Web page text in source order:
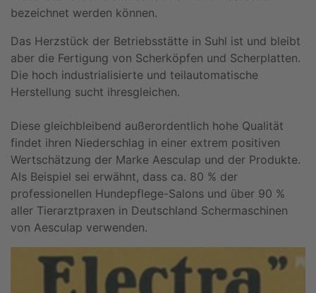
bezeichnet werden können.
Das Herzstück der Betriebsstätte in Suhl ist und bleibt
aber die Fertigung von Scherköpfen und Scherplatten.
Die hoch industrialisierte und teilautomatische
Herstellung sucht ihresgleichen.
Diese gleichbleibend außerordentlich hohe Qualität
findet ihren Niederschlag in einer extrem positiven
Wertschätzung der Marke Aesculap und der Produkte.
Als Beispiel sei erwähnt, dass ca. 80 % der
professionellen Hundepflege-Salons und über 90 %
aller Tierarztpraxen in Deutschland Schermaschinen
von Aesculap verwenden.